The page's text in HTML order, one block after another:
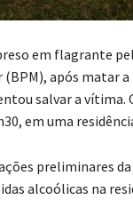
em flagrante
após matar
salvar a
em uma
preliminares
alcoólicas na